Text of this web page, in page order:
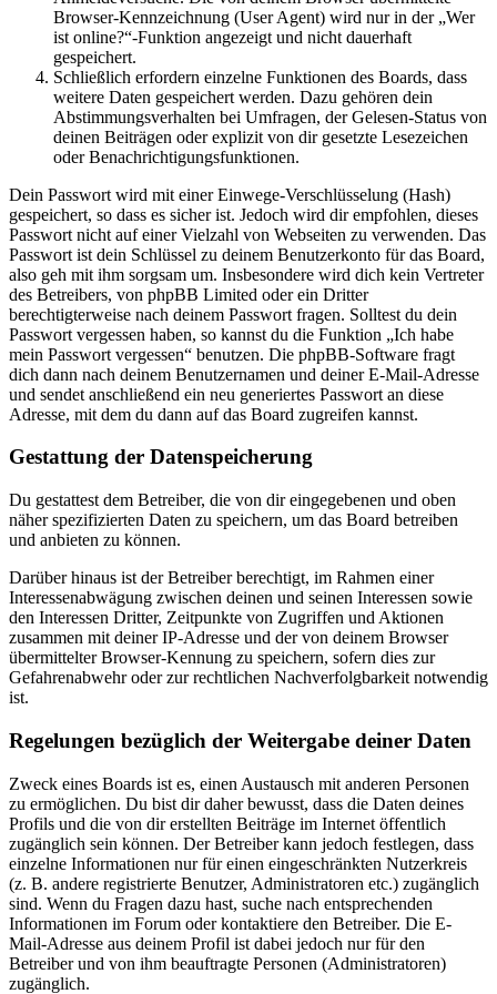
Browser-Kennzeichnung (User Agent) wird nur in der „Wer
ist online?“-Funktion angezeigt und nicht dauerhaft
gespeichert.
Schließlich erfordern einzelne Funktionen des Boards, dass
weitere Daten gespeichert werden. Dazu gehören dein
Abstimmungsverhalten bei Umfragen, der Gelesen-Status von
deinen Beiträgen oder explizit von dir gesetzte Lesezeichen
oder Benachrichtigungsfunktionen.
Dein Passwort wird mit einer Einwege-Verschlüsselung (Hash)
gespeichert, so dass es sicher ist. Jedoch wird dir empfohlen, dieses
Passwort nicht auf einer Vielzahl von Webseiten zu verwenden. Das
Passwort ist dein Schlüssel zu deinem Benutzerkonto für das Board,
also geh mit ihm sorgsam um. Insbesondere wird dich kein Vertreter
des Betreibers, von phpBB Limited oder ein Dritter
berechtigterweise nach deinem Passwort fragen. Solltest du dein
Passwort vergessen haben, so kannst du die Funktion „Ich habe
mein Passwort vergessen“ benutzen. Die phpBB-Software fragt
dich dann nach deinem Benutzernamen und deiner E-Mail-Adresse
und sendet anschließend ein neu generiertes Passwort an diese
Adresse, mit dem du dann auf das Board zugreifen kannst.
Gestattung der Datenspeicherung
Du gestattest dem Betreiber, die von dir eingegebenen und oben
näher spezifizierten Daten zu speichern, um das Board betreiben
und anbieten zu können.
Darüber hinaus ist der Betreiber berechtigt, im Rahmen einer
Interessenabwägung zwischen deinen und seinen Interessen sowie
den Interessen Dritter, Zeitpunkte von Zugriffen und Aktionen
zusammen mit deiner IP-Adresse und der von deinem Browser
übermittelter Browser-Kennung zu speichern, sofern dies zur
Gefahrenabwehr oder zur rechtlichen Nachverfolgbarkeit notwendig
ist.
Regelungen bezüglich der Weitergabe deiner Daten
Zweck eines Boards ist es, einen Austausch mit anderen Personen
zu ermöglichen. Du bist dir daher bewusst, dass die Daten deines
Profils und die von dir erstellten Beiträge im Internet öffentlich
zugänglich sein können. Der Betreiber kann jedoch festlegen, dass
einzelne Informationen nur für einen eingeschränkten Nutzerkreis
(z. B. andere registrierte Benutzer, Administratoren etc.) zugänglich
sind. Wenn du Fragen dazu hast, suche nach entsprechenden
Informationen im Forum oder kontaktiere den Betreiber. Die E-
Mail-Adresse aus deinem Profil ist dabei jedoch nur für den
Betreiber und von ihm beauftragte Personen (Administratoren)
zugänglich.